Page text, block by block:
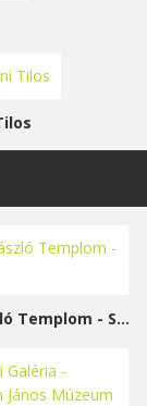
Szent László Templom - Sárvár